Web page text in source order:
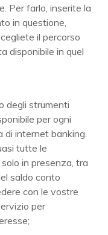
Per farlo, inserite la
in questione,
il percorso
disponibile in quel
degli strumenti
per ogni
internet banking.
tutte le
in presenza, tra
saldo conto
con le vostre
per